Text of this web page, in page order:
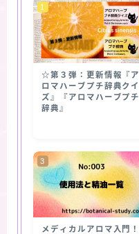
☆第３弾：更新情報『ア
ロマハーブプチ辞典クイ
ズ』『アロマハーブプチ
辞典』
メディカルアロマ入門！